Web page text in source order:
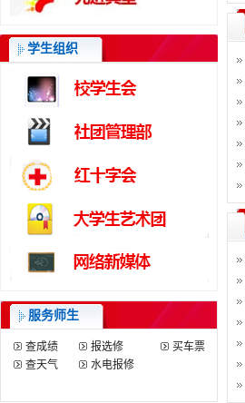
学生组织
服务师生
查成绩 报选修
买车票
查天气
水电报修